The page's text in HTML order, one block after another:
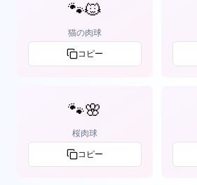
🐾🐱
猫の肉球
コピー
🐾🌸
桜肉球
コピー